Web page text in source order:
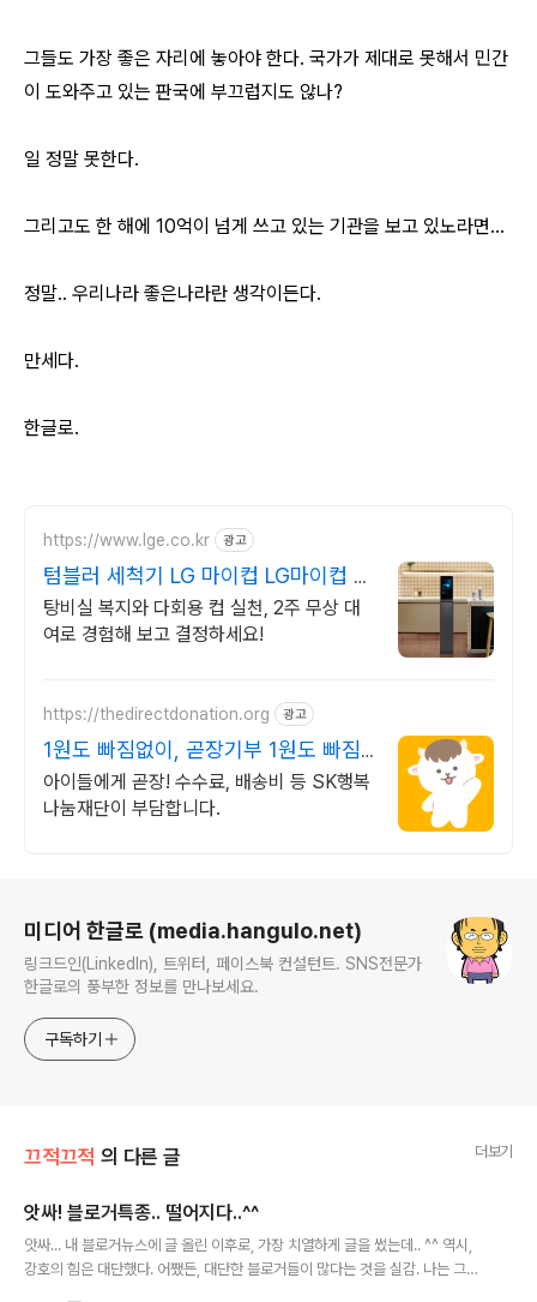
그들도 가장 좋은 자리에 놓아야 한다. 국가가 제대로 못해서 민간
이 도와주고 있는 판국에 부끄럽지도 않나?
일 정말 못한다.
그리고도 한 해에 10억이 넘게 쓰고 있는 기관을 보고 있노라면...
정말.. 우리나라 좋은나라란 생각이든다.
만세다.
한글로.
https://www.lge.co.kr 광고
텀블러 세척기 LG 마이컵 LG마이컵 무
상대여신청
탕비실 복지와 다회용 컵 실천, 2주 무상 대
여로 경험해 보고 결정하세요!
https://thedirectdonation.org 광고
1원도 빠짐없이, 곧장기부 1원도 빠짐
없이, 곧장
아이들에게 곧장! 수수료, 배송비 등 SK행복
나눔재단이 부담합니다.
미디어 한글로 (media.hangulo.net)
링크드인(LinkedIn), 트위터, 페이스북 컨설턴트. SNS전문가
한글로의 풍부한 정보를 만나보세요.
구독하기
끄적끄적 의 다른 글 더보기
앗싸! 블로거특종.. 떨어지다..^^
앗싸... 내 블로거뉴스에 글 올린 이후로, 가장 치열하게 글을 썼는데.. ^^ 역시,
강호의 힘은 대단했다. 어쨌든, 대단한 블로거들이 많다는 것을 실감. 나는 그